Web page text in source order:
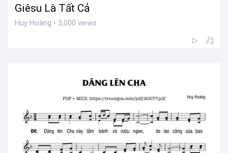
Giêsu Là Tất Cả
Huy Hoàng • 3,000 views